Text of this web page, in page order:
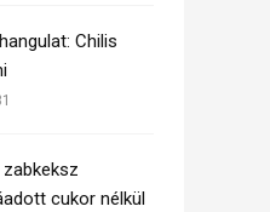
Chilis
zabkeksz
cukor nélkül